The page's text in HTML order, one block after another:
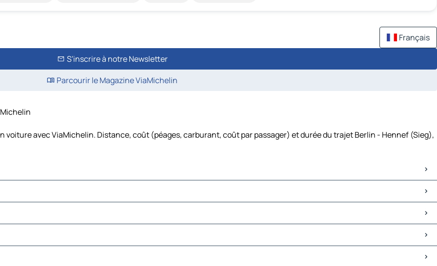
Français
S'inscrire à notre Newsletter
Parcourir le Magazine ViaMichelin
avec ViaMichelin. Distance, coût (péages, carburant, coût par passager) et durée du trajet Berlin - Hennef (Sieg),